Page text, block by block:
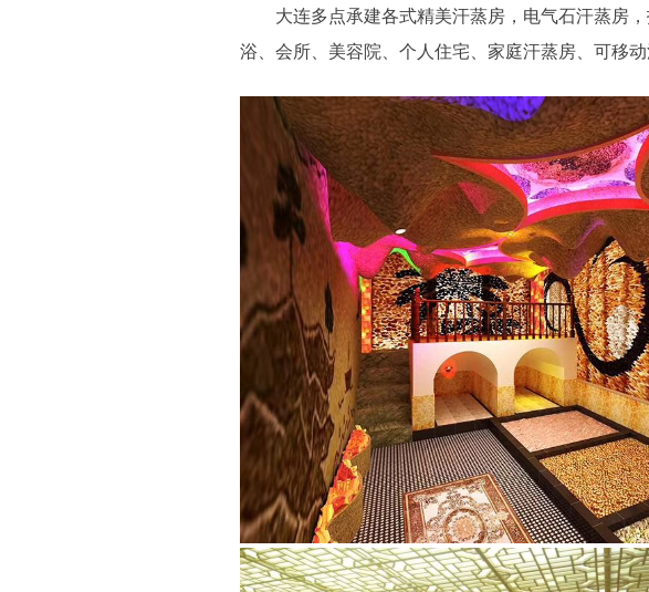
大连多点承建各式精美汗蒸房，电气石汗蒸房，
浴、会所、美容院、个人住宅、家庭汗蒸房、可移动